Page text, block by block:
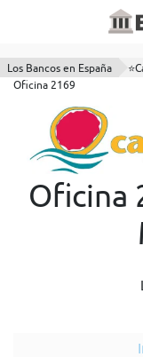
Los Bancos en España
Oficina 2169
Oficina